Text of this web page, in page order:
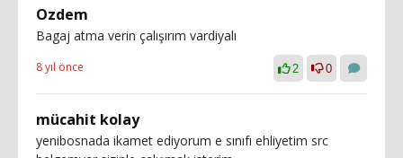
Ozdem
Bagaj atma verin çalışırım vardiyalı
8 yıl önce 2 0
mücahit kolay
yenibosnada ikamet ediyorum e sınıfı ehliyetim src